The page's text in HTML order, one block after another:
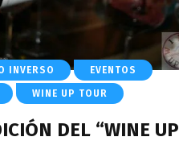
INVERSO EVENTOS
WINE UP TOUR
DEL “WINE UP